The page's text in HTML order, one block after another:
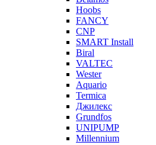
Hoobs
FANCY
CNP
SMART Install
Biral
VALTEC
Wester
Aquario
Termica
Джилекс
Grundfos
UNIPUMP
Millennium